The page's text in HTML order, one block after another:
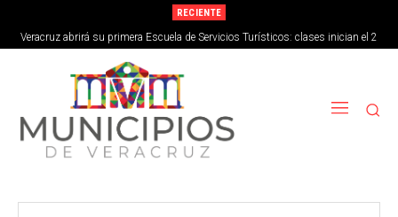
RECIENTE
Veracruz abrirá su primera Escuela de Servicios Turísticos: clases inician el 2
de septiembre